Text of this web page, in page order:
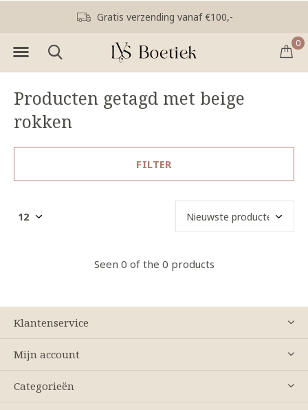
0
Gratis verzending vanaf €100,-
Producten getagd met beige
rokken
FILTER
Seen 0 of the 0 products
Klantenservice
Mijn account
Categorieën